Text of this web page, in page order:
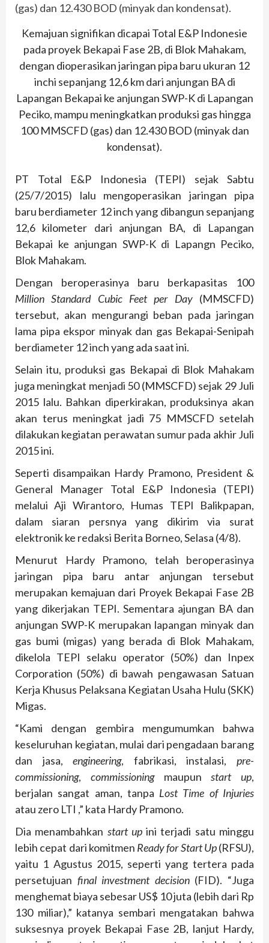
Kemajuan signifikan dicapai Total E&P Indonesie
pada proyek Bekapai Fase 2B, di Blok Mahakam,
dengan dioperasikan jaringan pipa baru ukuran 12
inchi sepanjang 12,6 km dari anjungan BA di
Lapangan Bekapai ke anjungan SWP-K di Lapangan
Peciko, mampu meningkatkan produksi gas hingga
100 MMSCFD (gas) dan 12.430 BOD (minyak dan
kondensat).
PT Total E&P Indonesia (TEPI) sejak Sabtu
(25/7/2015) lalu mengoperasikan jaringan pipa
baru berdiameter 12 inch yang dibangun sepanjang
12,6 kilometer dari anjungan BA, di Lapangan
Bekapai ke anjungan SWP-K di Lapangn Peciko,
Blok Mahakam.
Dengan beroperasinya baru berkapasitas 100
Million Standard Cubic Feet per Day(MMSCFD)
tersebut, akan mengurangi beban pada jaringan
lama pipa ekspor minyak dan gas Bekapai-Senipah
berdiameter 12 inch yang ada saat ini.
Selain itu, produksi gas Bekapai di Blok Mahakam
juga meningkat menjadi 50 (MMSCFD) sejak 29 Juli
2015 lalu. Bahkan diperkirakan, produksinya akan
akan terus meningkat jadi 75 MMSCFD setelah
dilakukan kegiatan perawatan sumur pada akhir Juli
2015 ini.
Seperti disampaikan Hardy Pramono, President &
General Manager Total E&P Indonesia (TEPI)
melalui Aji Wirantoro, Humas TEPI Balikpapan,
dalam siaran persnya yang dikirim via surat
elektronik ke redaksi Berita Borneo, Selasa (4/8).
Menurut Hardy Pramono, telah beroperasinya
jaringan pipa baru antar anjungan tersebut
merupakan kemajuan dari Proyek Bekapai Fase 2B
yang dikerjakan TEPI. Sementara ajungan BA dan
anjungan SWP-K merupakan lapangan minyak dan
gas bumi (migas) yang berada di Blok Mahakam,
dikelola TEPI selaku operator (50%) dan Inpex
Corporation (50%) di bawah pengawasan Satuan
Kerja Khusus Pelaksana Kegiatan Usaha Hulu (SKK)
Migas.
“Kami dengan gembira mengumumkan bahwa
keseluruhan kegiatan, mulai dari pengadaan barang
dan jasa,engineering, fabrikasi, instalasi,pre-
commissioning, commissioningmaupunstart up,
berjalan sangat aman, tanpa Lost Time of Injuries
atau zero LTI ,” kata Hardy Pramono.
Dia menambahkan start upini terjadi satu minggu
lebih cepat dari komitmen Ready for Start Up(RFSU),
yaitu 1 Agustus 2015, seperti yang tertera pada
persetujuan final investment decision(FID). “Juga
menghemat biaya sebesar US$ 10 juta (lebih dari Rp
130 miliar),” katanya sembari mengatakan bahwa
suksesnya proyek Bekapai Fase 2B, lanjut Hardy,